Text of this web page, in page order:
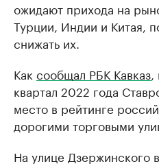
ожидают прихода на
Турции, Индии и Китая,
снижать их.
Как сообщал РБК Кавказ,
квартал 2022 года
место в рейтинге
дорогими торговыми
На улице Дзержинского